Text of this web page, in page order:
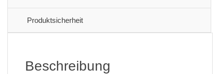
Produktsicherheit
Beschreibung